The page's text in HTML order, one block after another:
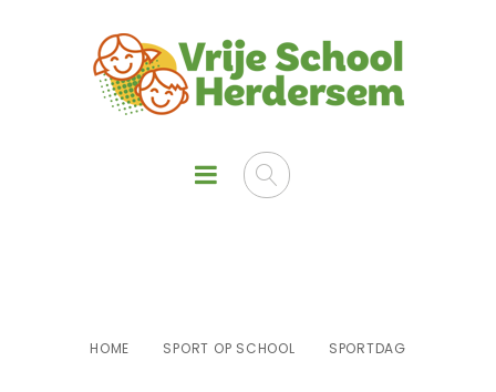
HOME SPORT OP SCHOOL SPORTDAG